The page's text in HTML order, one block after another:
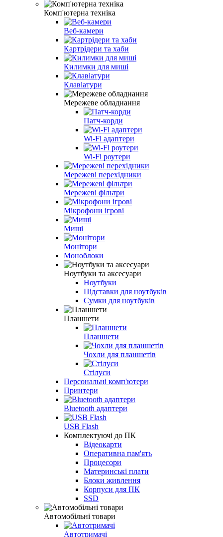
Комп'ютерна техніка
Веб-камери
Картрідери та хаби
Килимки для миші
Клавіатури
Мережеве обладнання
Патч-корди
Wi-Fi адаптери
Wi-Fi роутери
Мережеві перехідники
Мережеві фільтри
Мікрофони ігрові
Миші
Монітори
Моноблоки
Ноутбуки та аксесуари
Ноутбуки
Підставки для ноутбуків
Сумки для ноутбуків
Планшети
Планшети
Чохли для планшетів
Стілуси
Персональні комп'ютери
Принтери
Bluetooth адаптери
USB Flash
Комплектуючі до ПК
Відеокарти
Оперативна пам'ять
Процесори
Материнські плати
Блоки живлення
Корпуси для ПК
SSD
Автомобільні товари
Автотримачі